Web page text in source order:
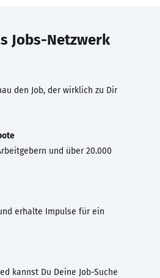
Jobs-Netzwerk
den Job, der wirklich zu Dir
und über 20.000
erhalte Impulse für ein
kannst Du Deine Job-Suche